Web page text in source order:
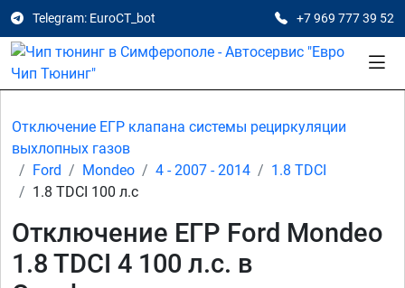
Telegram: EuroCT_bot +7 969 777 39 52
Отключение ЕГР клапана системы рециркуляции
выхлопных газов
Ford
Mondeo 4 - 2007 - 2014
1.8 TDCI
1.8 TDCI 100 л.с
Отключение ЕГР Ford Mondeo
1.8 TDCI 4 100 л.с. в